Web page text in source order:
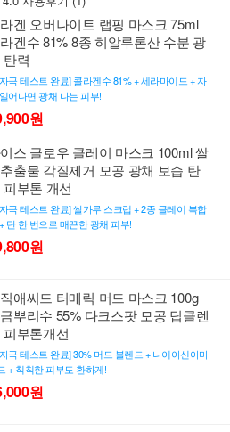
겐 오버나이트 랩핑 마스크 75ml
겐수 81% 8종 히알루론산 수분 광
탄력
극 테스트 완료] 콜라겐수 81% + 세라마이드 + 자
어나면 광채 나는 피부!
원
스 글로우 클레이 마스크 100ml 쌀
출물 각질제거 모공 광채 보습 탄
피부톤 개선
극 테스트 완료] 쌀가루 스크럽 + 2종 클레이 복합
단 한 번으로 매끈한 광채 피부!
원
애씨드 터메릭 머드 마스크 100g
뿌리수 55% 다크스팟 모공 딥클렌
피부톤개선
극 테스트 완료] 30% 머드 블렌드 + 나이아신아마
+ 칙칙한 피부도 환하게!
원